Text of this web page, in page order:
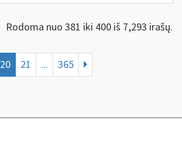
Rodoma nuo 381 iki 400 iš 7,293 irašų.
20 21 ... 365